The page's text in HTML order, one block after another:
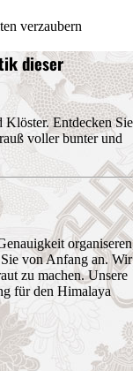
verzaubern
dieser
Entdecken Sie
voller bunter und
organiseren
von Anfang an. Wir
zu machen. Unsere
für den Himalaya